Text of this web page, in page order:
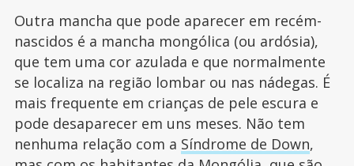
Outra mancha que pode aparecer em recém-
nascidos é a mancha mongólica (ou ardósia),
que tem uma cor azulada e que normalmente
se localiza na região lombar ou nas nádegas. É
mais frequente em crianças de pele escura e
pode desaparecer em uns meses. Não tem
nenhuma relação com a Síndrome de Down,